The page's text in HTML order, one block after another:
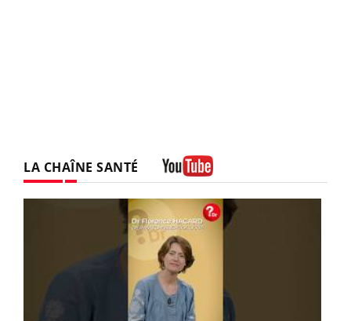
LA CHAÎNE SANTÉ